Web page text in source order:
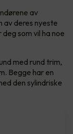
av
av deres nyeste
som vil ha noe
med rund trim,
Begge har en
den sylindriske